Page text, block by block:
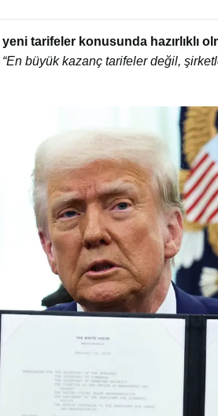
yeni tarifeler konusunda hazırlıklı
“En büyük kazanç tarifeler değil,